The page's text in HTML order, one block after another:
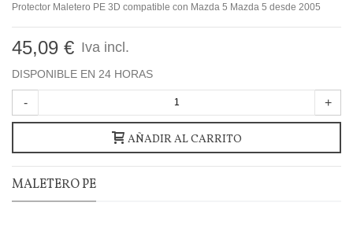
Protector Maletero PE 3D compatible con Mazda 5 Mazda 5 desde 2005
45,09 € Iva incl.
DISPONIBLE EN 24 HORAS
- +
AÑADIR AL CARRITO
MALETERO PE